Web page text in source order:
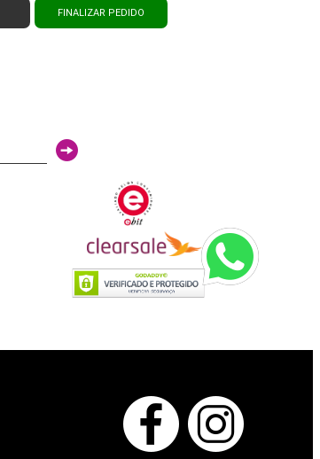
FINALIZAR PEDIDO